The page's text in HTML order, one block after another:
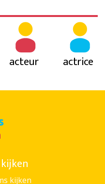
acteur actrice
kijken